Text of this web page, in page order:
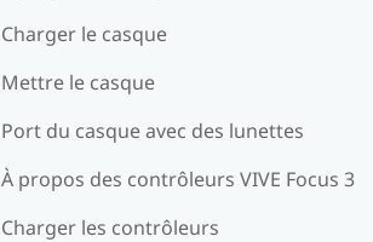
Charger le casque
Mettre le casque
Port du casque avec des lunettes
À propos des contrôleurs VIVE Focus 3
Charger les contrôleurs